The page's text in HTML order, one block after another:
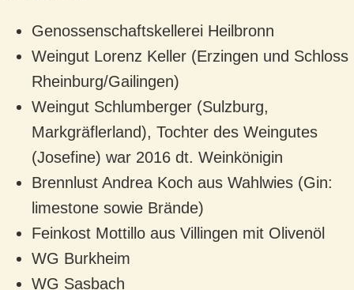
Genossenschaftskellerei Heilbronn
Weingut Lorenz Keller (Erzingen und Schloss
Rheinburg/Gailingen)
Weingut Schlumberger (Sulzburg,
Markgräflerland), Tochter des Weingutes
(Josefine) war 2016 dt. Weinkönigin
Brennlust Andrea Koch aus Wahlwies (Gin:
limestone sowie Brände)
Feinkost Mottillo aus Villingen mit Olivenöl
WG Burkheim
WG Sasbach